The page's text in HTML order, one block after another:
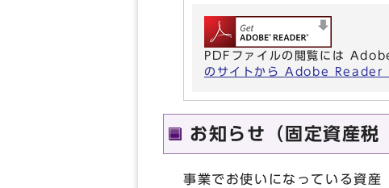
PDFファイルの閲覧には
のサイトから Adobe Reader
お知らせ（固定資産税
事業でお使いになっている資産